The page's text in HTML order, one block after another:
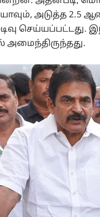
அடுத்த 2.5
அமைந்திருந்தது.